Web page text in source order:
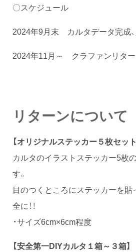
〇スケジュール
2024年9月末 カルタデータ完成
2024年11月～ クラファンリター
リターンについて
【オリジナルステッカー５枚セット
カルタのイラストステッカー5枚
す。
目のつくところにステッカーを貼
全に！！
・サイズ6cm×6cm程度
【安全第一DIYカルタ１箱～３箱】